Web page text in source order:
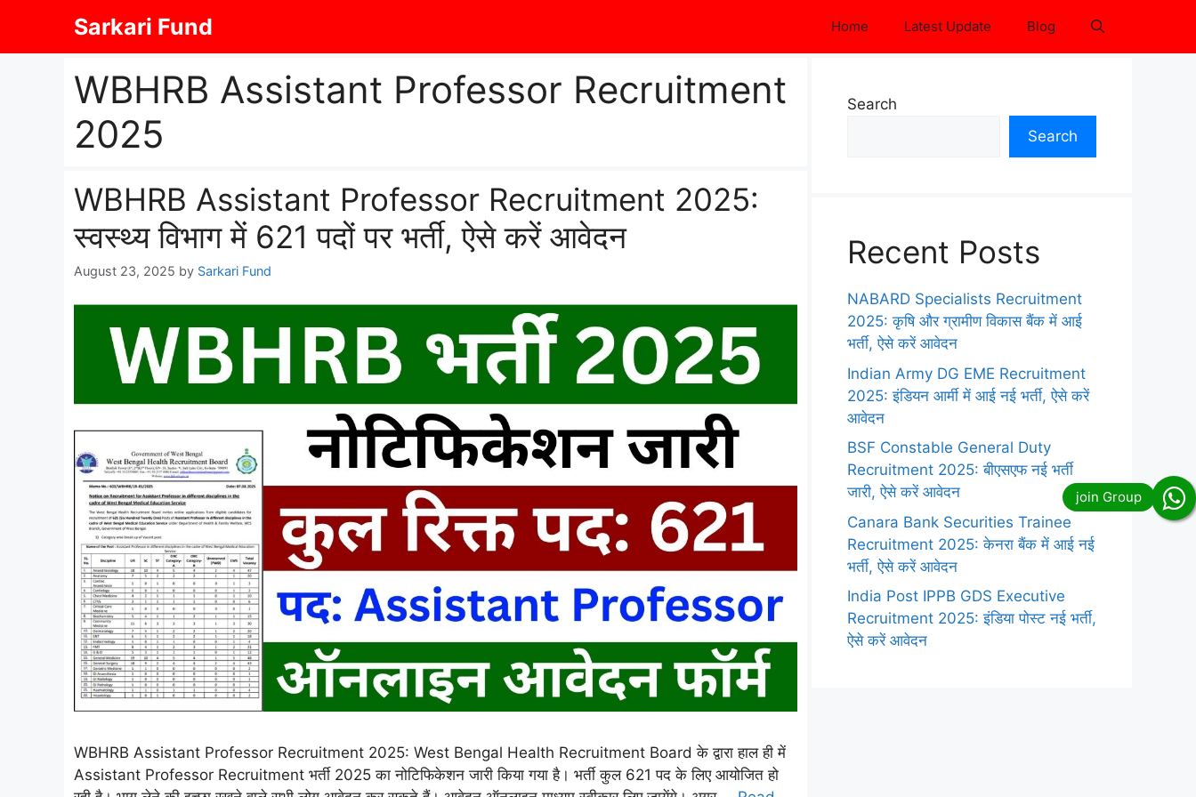
content
Sarkari Fund Home Latest Update Blog
WBHRB Assistant Professor Recruitment
2025
WBHRB Assistant Professor Recruitment 2025:
स्वस्थ्य विभाग में 621 पदों पर भर्ती, ऐसे करें आवेदन
August 23, 2025 by Sarkari Fund
WBHRB Assistant Professor Recruitment 2025: West Bengal Health Recruitment Board के द्वारा हाल ही में
Assistant Professor Recruitment भर्ती 2025 का नोटिफिकेशन जारी किया गया है। भर्ती कुल 621 पद के लिए आयोजित हो
Search
Search
Recent Posts
NABARD Specialists Recruitment
2025: कृषि और ग्रामीण विकास बैंक में आई
भर्ती, ऐसे करें आवेदन
Indian Army DG EME Recruitment
2025: इंडियन आर्मी में आई नई भर्ती, ऐसे करें
आवेदन
BSF Constable General Duty
Recruitment 2025: बीएसएफ नई भर्ती
जारी, ऐसे करें आवेदन
Canara Bank Securities Trainee
Recruitment 2025: केनरा बैंक में आई नई
भर्ती, ऐसे करें आवेदन
India Post IPPB GDS Executive
Recruitment 2025: इंडिया पोस्ट नई भर्ती,
ऐसे करें आवेदन